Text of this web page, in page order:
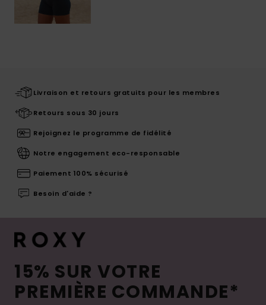
Livraison et retours gratuits pour les membres
Retours sous 30 jours
Rejoignez le programme de fidélité
Notre engagement eco-responsable
Paiement 100% sécurisé
Besoin d'aide ?
15% SUR VOTRE
PREMIÈRE COMMANDE*